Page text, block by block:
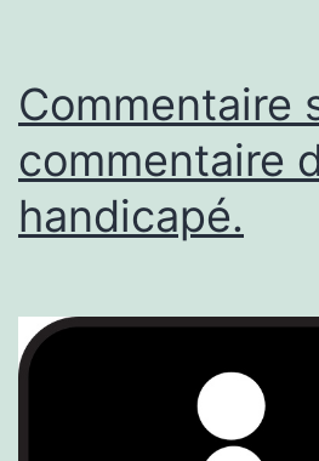
Commentaire
commentaire
handicapé.